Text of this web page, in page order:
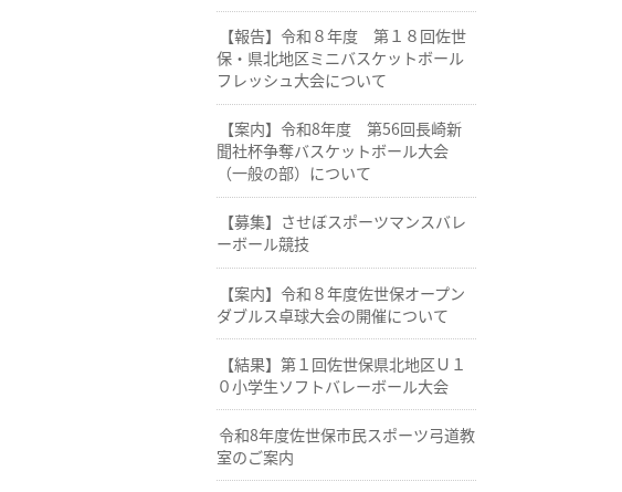
【報告】令和８年度 第１８回佐世
保・県北地区ミニバスケットボール
フレッシュ大会について
【案内】令和8年度 第56回長崎新
聞社杯争奪バスケットボール大会
（一般の部）について
【募集】させぼスポーツマンスバレ
ーボール競技
【案内】令和８年度佐世保オープン
ダブルス卓球大会の開催について
【結果】第１回佐世保県北地区Ｕ１
０小学生ソフトバレーボール大会
令和8年度佐世保市民スポーツ弓道教
室のご案内